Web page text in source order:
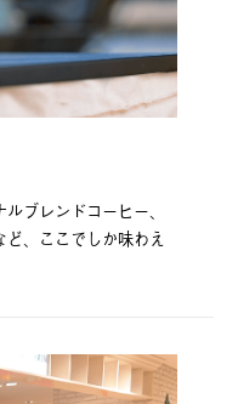
ブレンドコーヒー、
、ここでしか味わえ